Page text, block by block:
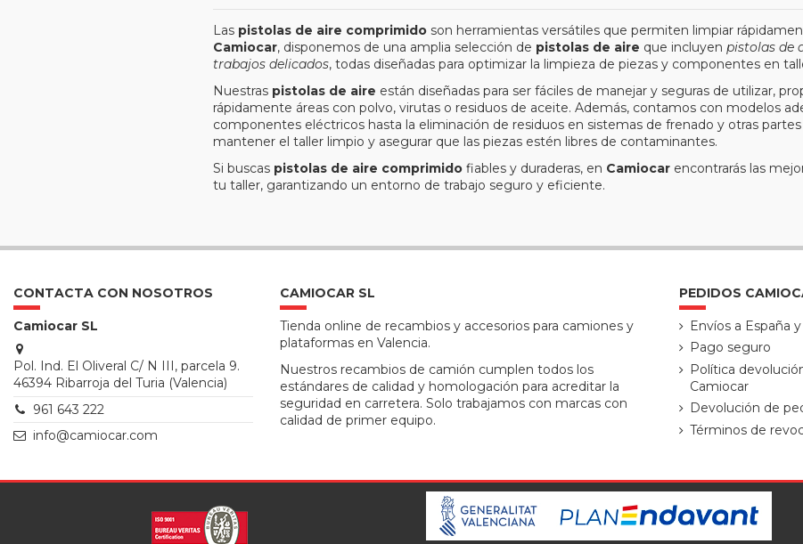
Las pistolas de aire comprimido son herramientas versátiles que permiten limpiar
Camiocar, disponemos de una amplia selección de pistolas de aire que incluyen pistolas de
trabajos delicados, todas diseñadas para optimizar la limpieza de piezas y componentes en
Nuestras pistolas de aire están diseñadas para ser fáciles de manejar y seguras de utilizar,
rápidamente áreas con polvo, virutas o residuos de aceite. Además, contamos con modelos
componentes eléctricos hasta la eliminación de residuos en sistemas de frenado y otras
mantener el taller limpio y asegurar que las piezas estén libres de contaminantes.
Si buscas pistolas de aire comprimido fiables y duraderas, en Camiocar encontrarás las
tu taller, garantizando un entorno de trabajo seguro y eficiente.
CONTACTA CON NOSOTROS
Camiocar SL
Pol. Ind. El Oliveral C/ N III, parcela 9.
46394 Ribarroja del Turia (Valencia)
961 643 222
info@camiocar.com
CAMIOCAR SL
Tienda online de recambios y accesorios para camiones y
plataformas en Valencia.
Nuestros recambios de camión cumplen todos los
estándares de calidad y homologación para acreditar la
seguridad en carretera. Solo trabajamos con marcas con
calidad de primer equipo.
PEDIDOS
Envíos a España
Pago seguro
Política
Camiocar
Devolución de
Términos de